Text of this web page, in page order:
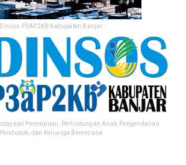
P3AP2KB Kabupaten Banjar -
Perempuan, Perlindungan Anak, Pengendalian
Penduduk, dan Keluarga Berencana